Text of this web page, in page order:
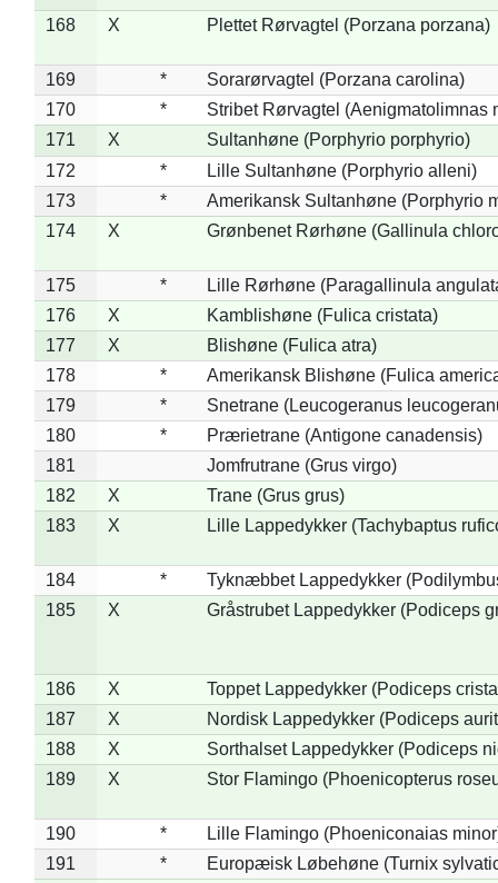
168 X Plettet Rørvagtel (Porzana porzana)
169 *
Sorarørvagtel (Porzana carolina)
170
*
Stribet Rørvagtel (Aenigmatolimnas
171
X
Sultanhøne (Porphyrio porphyrio)
172
*
Lille Sultanhøne (Porphyrio alleni)
173
*
Amerikansk Sultanhøne (Porphyrio
174
X Grønbenet Rørhøne (Gallinula
175 *
Lille Rørhøne (Paragallinula
176
X
Kamblishøne (Fulica cristata)
177
X
Blishøne (Fulica atra)
178
*
Amerikansk Blishøne (Fulica
179
*
Snetrane (Leucogeranus
180
*
Prærietrane (Antigone canadensis)
181
Jomfrutrane (Grus virgo)
182
X
Trane (Grus grus)
183
X Lille Lappedykker (Tachybaptus
184 *
Tyknæbbet Lappedykker
185
X Gråstrubet Lappedykker (Podiceps
186 X
Toppet Lappedykker (Podiceps
187
X
Nordisk Lappedykker (Podiceps
188
X
Sorthalset Lappedykker (Podiceps
189
X Stor Flamingo (Phoenicopterus
190 *
Lille Flamingo (Phoeniconaias
191
* Europæisk Løbehøne (Turnix